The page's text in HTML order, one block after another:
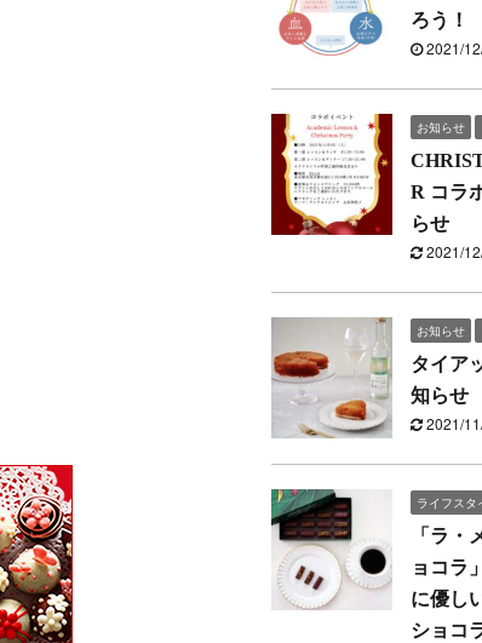
ろう！
2021/
お知らせ
R コラ
らせ
2021/
お知らせ
タイア
知らせ
2021/
ライフスタ
「ラ・
ョコラ
に優し
ショコ